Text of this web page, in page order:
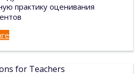
практику оценивания